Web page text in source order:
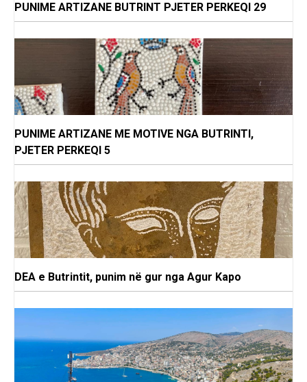
PUNIME ARTIZANE BUTRINT PJETER PERKEQI 29
PUNIME ARTIZANE ME MOTIVE NGA BUTRINTI,
PJETER PERKEQI 5
DEA e Butrintit, punim në gur nga Agur Kapo